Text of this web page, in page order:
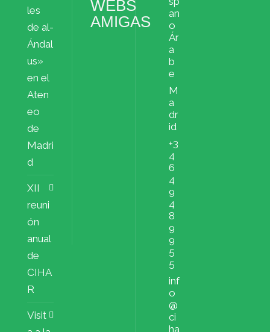
les
de al-
Ándal
us»
en el
Aten
eo
de
Madri
d
XII
reuni
ón
anual
de
CIHA
R
Visit
WEBS
AMIGAS
an
o
Ár
a
b
e
M
a
dr
id
+3
4
6
4
9
4
8
9
9
5
5
inf
o
@
ci
ha